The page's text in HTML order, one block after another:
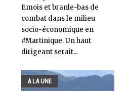
Emois et branle-bas de
combat dans le milieu
socio-économique en
#Martinique. Un haut
dirigeant serait...
A LA UNE